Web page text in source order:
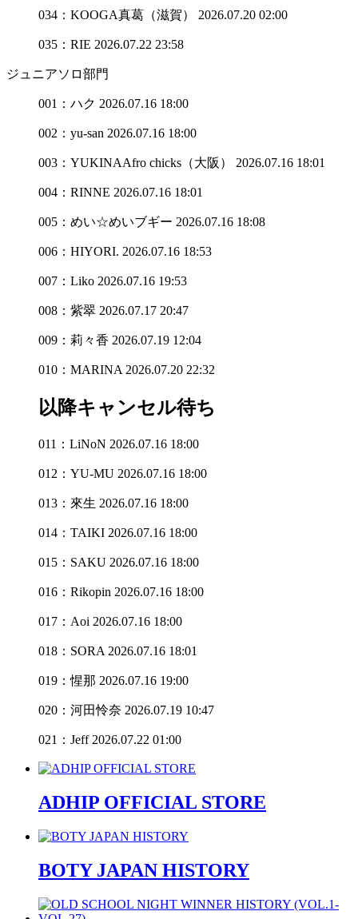
034：KOOGA真葛（滋賀） 2026.07.20 02:00
035：RIE 2026.07.22 23:58
ジュニアソロ部門
001：ハク 2026.07.16 18:00
002：yu-san 2026.07.16 18:00
003：YUKINAAfro chicks（大阪） 2026.07.16 18:01
004：RINNE 2026.07.16 18:01
005：めい☆めいブギー 2026.07.16 18:08
006：HIYORI. 2026.07.16 18:53
007：Liko 2026.07.16 19:53
008：紫翠 2026.07.17 20:47
009：莉々香 2026.07.19 12:04
010：MARINA2026.07.20 22:32
以降キャンセル待ち
011：LiNoN 2026.07.16 18:00
012：YU-MU 2026.07.16 18:00
013：來生 2026.07.16 18:00
014：TAIKI 2026.07.16 18:00
015：SAKU 2026.07.16 18:00
016：Rikopin 2026.07.16 18:00
017：Aoi 2026.07.16 18:00
018：SORA 2026.07.16 18:01
019：惺那 2026.07.16 19:00
020：河田怜奈 2026.07.19 10:47
021：Jeff 2026.07.22 01:00
ADHIP OFFICIAL STORE
BOTY JAPAN HISTORY